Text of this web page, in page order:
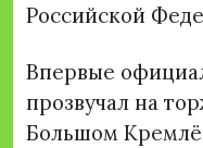
Российской
Впервые
прозвучал на
Большом